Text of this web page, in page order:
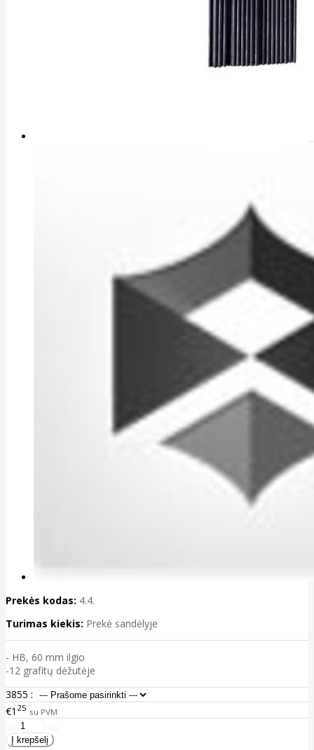
Prekės kodas: 4.4.
Turimas kiekis: Prekė sandėlyje
- HB, 60 mm ilgio
-12 grafitų dėžutėje
3855 :
€1 25 su PVM